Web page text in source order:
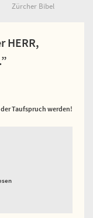
Zürcher Bibel
HERR,
der Taufspruch werden!